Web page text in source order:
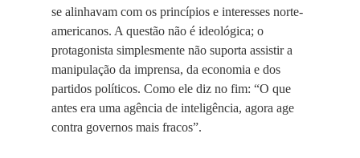
se alinhavam com os princípios e interesses norte-
americanos. A questão não é ideológica; o
protagonista simplesmente não suporta assistir a
manipulação da imprensa, da economia e dos
partidos políticos. Como ele diz no fim: “O que
antes era uma agência de inteligência, agora age
contra governos mais fracos”.